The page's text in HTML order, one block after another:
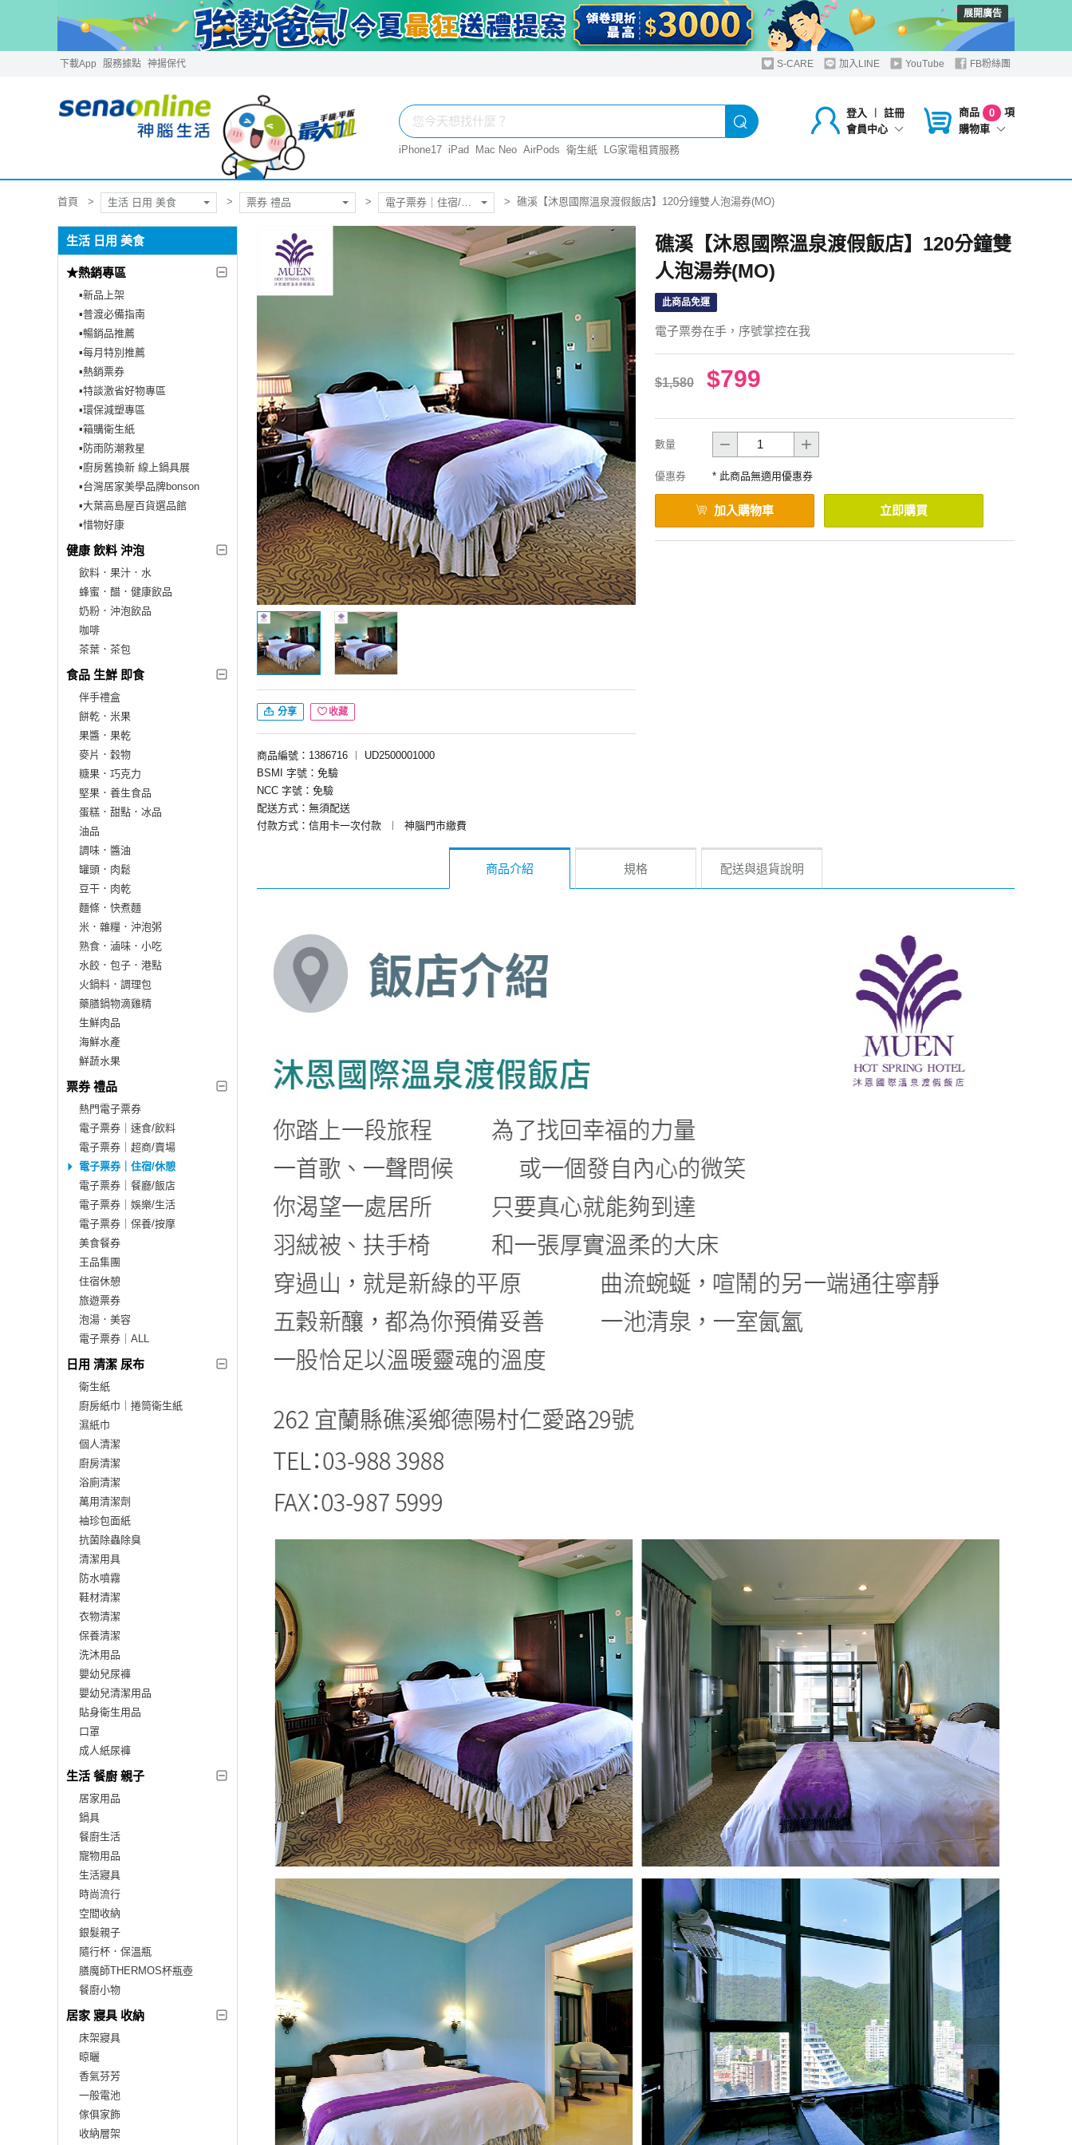
展開廣告
下載App 服務據點 神揚保代 S-CARE 加入LINE YouTube FB粉絲團
登入 ︱
註冊
會員中心
商品 0
項
購物車
iPhone17 iPad Mac Neo AirPods 衛生紙 LG家電租賃服務
首頁 生活 日用 美食 票券 禮品 礁溪【沐恩國際溫泉渡假飯店】120分鐘雙人泡湯券(MO)
生活 日用 美食
★熱銷專區
▪︎新品上架
▪︎普渡必備指南
▪︎暢銷品推薦
▪︎每月特別推薦
▪︎熱銷票券
▪︎特談激省好物專區
▪︎環保減塑專區
▪︎箱購衛生紙
▪︎防雨防潮救星
▪︎廚房舊換新 線上鍋具展
▪︎台灣居家美學品牌bonson
▪︎大葉高島屋百貨選品館
▪︎惜物好康
健康 飲料 沖泡
飲料．果汁．水
蜂蜜．醋．健康飲品
奶粉．沖泡飲品
咖啡
茶葉．茶包
食品 生鮮 即食
伴手禮盒
餅乾．米果
果醬．果乾
麥片．穀物
糖果．巧克力
堅果．養生食品
蛋糕．甜點．冰品
油品
調味．醬油
罐頭．肉鬆
豆干．肉乾
麵條．快煮麵
米．雜糧．沖泡粥
熟食．滷味．小吃
水餃．包子．港點
火鍋料．調理包
藥膳鍋物滴雞精
生鮮肉品
海鮮水產
鮮蔬水果
票券 禮品
熱門電子票券
電子票券｜速食/飲料
電子票券｜超商/賣場
電子票券｜住宿/休憩
電子票券｜餐廳/飯店
電子票券｜娛樂/生活
電子票券｜保養/按摩
美食餐券
王品集團
住宿休憩
旅遊票券
泡湯．美容
電子票券｜ALL
日用 清潔 尿布
衛生紙
廚房紙巾｜捲筒衛生紙
濕紙巾
個人清潔
廚房清潔
浴廁清潔
萬用清潔劑
袖珍包面紙
抗菌除蟲除臭
清潔用具
防水噴霧
鞋材清潔
衣物清潔
保養清潔
洗沐用品
嬰幼兒尿褲
嬰幼兒清潔用品
貼身衛生用品
口罩
成人紙尿褲
生活 餐廚 親子
居家用品
鍋具
餐廚生活
寵物用品
生活寢具
時尚流行
空間收納
銀髮親子
隨行杯．保溫瓶
膳魔師THERMOS杯瓶壺
餐廚小物
居家 寢具 收納
床架寢具
晾曬
香氣芬芳
一般電池
傢俱家飾
收納層架
分享 收藏
商品編號：1386716 ︱
UD2500001000
BSMI 字號：免驗
NCC 字號：免驗
配送方式：無須配送
付款方式：信用卡一次付款
︱ 神腦門市繳費
礁溪【沐恩國際溫泉渡假飯店】120分鐘雙
人泡湯券(MO)
此商品免運
電子票劵在手，序號掌控在我
$1,580 $799
數量
優惠券 * 此商品無適用優惠券
加入購物車 立即購買
商品介紹 規格 配送與退貨說明